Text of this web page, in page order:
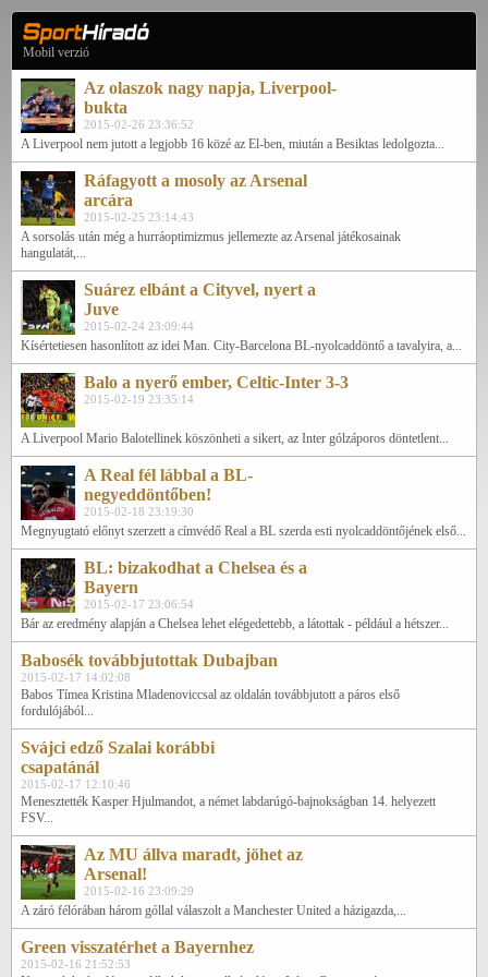
Mobil verzió
Az olaszok nagy napja, Liverpool-
bukta
2015-02-26 23:36:52
A Liverpool nem jutott a legjobb 16 közé az El-ben, miután a Besiktas ledolgozta...
Ráfagyott a mosoly az Arsenal
arcára
2015-02-25 23:14:43
A sorsolás után még a hurráoptimizmus jellemezte az Arsenal játékosainak
hangulatát,...
Suárez elbánt a Cityvel, nyert a
Juve
2015-02-24 23:09:44
Kísértetiesen hasonlított az idei Man. City-Barcelona BL-nyolcaddöntő a tavalyira, a...
Balo a nyerő ember, Celtic-Inter 3-3
2015-02-19 23:35:14
A Liverpool Mario Balotellinek köszönheti a sikert, az Inter gólzáporos döntetlent...
A Real fél lábbal a BL-
negyeddöntőben!
2015-02-18 23:19:30
Megnyugtató előnyt szerzett a címvédő Real a BL szerda esti nyolcaddöntőjének első...
BL: bizakodhat a Chelsea és a
Bayern
2015-02-17 23:06:54
Bár az eredmény alapján a Chelsea lehet elégedettebb, a látottak - például a hétszer...
Babosék továbbjutottak Dubajban
2015-02-17 14:02:08
Babos Tímea Kristina Mladenoviccsal az oldalán továbbjutott a páros első
fordulójából...
Svájci edző Szalai korábbi
csapatánál
2015-02-17 12:10:46
Menesztették Kasper Hjulmandot, a német labdarúgó-bajnokságban 14. helyezett
FSV...
Az MU állva maradt, jöhet az
Arsenal!
2015-02-16 23:09:29
A záró félórában három góllal válaszolt a Manchester United a házigazda,...
Green visszatérhet a Bayernhez
2015-02-16 21:52:53